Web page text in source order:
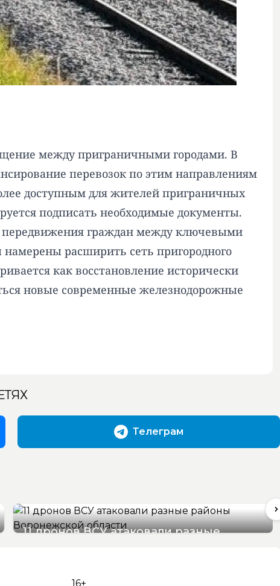
между приграничными городами. В
перевозок по этим направлениям
доступным для жителей приграничных
подписать необходимые документы.
передвижения граждан между ключевыми
расширить сеть пригородного
как восстановление исторически
новые современные железнодорожные
Телеграм
11 дронов ВСУ атаковали разные
16+